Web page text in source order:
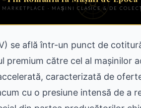
se află într-un punct de
premium către cel al mașinilor
caracterizată de
cu o presiune intensă de a